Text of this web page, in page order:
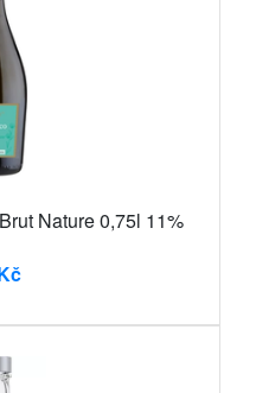
Nature 0,75l 11%